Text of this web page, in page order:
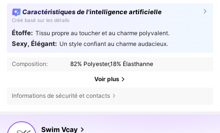
Caractéristiques de l'intelligence artificielle
Créé basé sur les détails
Étoffe: Tissu propre au toucher et au charme polyvalent.
Sexy, Élégant: Un style confiant au charme audacieux.
Composition: 82% Polyester,18% Élasthanne
Voir plus
Informations de sécurité et contacts
Swim Vcay
4,83
599K Suiveurs